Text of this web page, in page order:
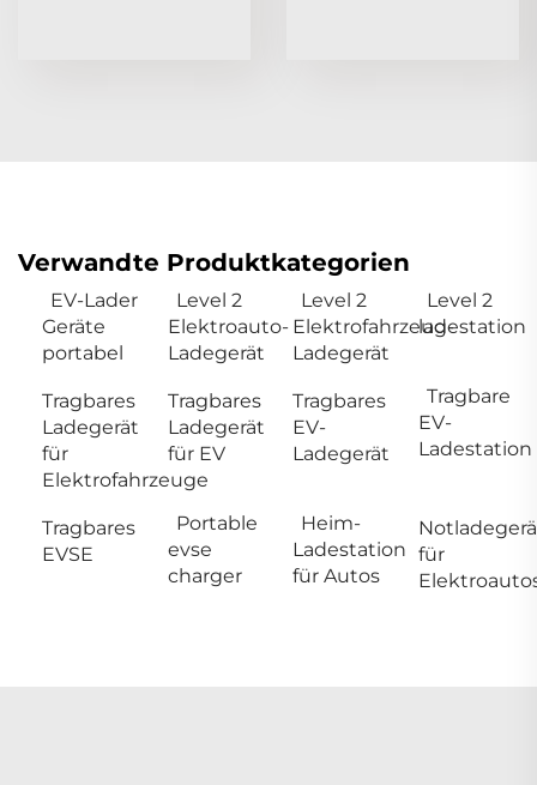
Verwandte Produktkategorien
EV-Lader
Geräte
portabel
Level 2
Elektroauto-
Ladegerät
Level 2
Elektrofahrzeug-
Ladegerät
Level 2
ladestation
Tragbares
Ladegerät
für
Elektrofahrzeuge
Tragbares
Ladegerät
für EV
Tragbares
EV-
Ladegerät
Tragbare
EV-
Ladestation
Tragbares
EVSE
Portable
evse
charger
Heim-
Ladestation
für Autos
für